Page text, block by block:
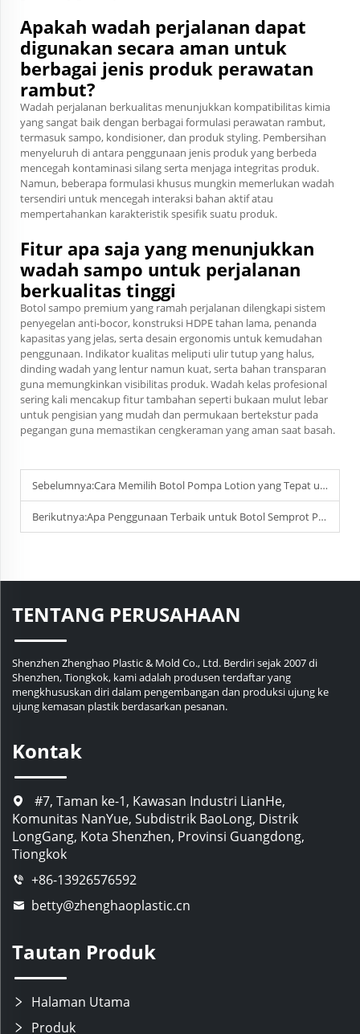
Apakah wadah perjalanan dapat
digunakan secara aman untuk
berbagai jenis produk perawatan
rambut?
Wadah perjalanan berkualitas menunjukkan kompatibilitas kimia
yang sangat baik dengan berbagai formulasi perawatan rambut,
termasuk sampo, kondisioner, dan produk styling. Pembersihan
menyeluruh di antara penggunaan jenis produk yang berbeda
mencegah kontaminasi silang serta menjaga integritas produk.
Namun, beberapa formulasi khusus mungkin memerlukan wadah
tersendiri untuk mencegah interaksi bahan aktif atau
mempertahankan karakteristik spesifik suatu produk.
Fitur apa saja yang menunjukkan
wadah sampo untuk perjalanan
berkualitas tinggi
Botol sampo premium yang ramah perjalanan dilengkapi sistem
penyegelan anti-bocor, konstruksi HDPE tahan lama, penanda
kapasitas yang jelas, serta desain ergonomis untuk kemudahan
penggunaan. Indikator kualitas meliputi ulir tutup yang halus,
dinding wadah yang lentur namun kuat, serta bahan transparan
guna memungkinkan visibilitas produk. Wadah kelas profesional
sering kali mencakup fitur tambahan seperti bukaan mulut lebar
untuk pengisian yang mudah dan permukaan bertekstur pada
pegangan guna memastikan cengkeraman yang aman saat basah.
Sebelumnya:Cara Memilih Botol Pompa Lotion yang Tepat untuk Lini Perawatan Kulit atau Rambut Anda？
Berikutnya:Apa Penggunaan Terbaik untuk Botol Semprot Plastik Tahan Banting?
TENTANG PERUSAHAAN
Shenzhen Zhenghao Plastic & Mold Co., Ltd. Berdiri sejak 2007 di
Shenzhen, Tiongkok, kami adalah produsen terdaftar yang
mengkhususkan diri dalam pengembangan dan produksi ujung ke
ujung kemasan plastik berdasarkan pesanan.
Kontak
#7, Taman ke-1, Kawasan Industri LianHe,
Komunitas NanYue, Subdistrik BaoLong, Distrik
LongGang, Kota Shenzhen, Provinsi Guangdong,
Tiongkok
+86-13926576592
betty@zhenghaoplastic.cn
Tautan Produk
Halaman Utama
Produk